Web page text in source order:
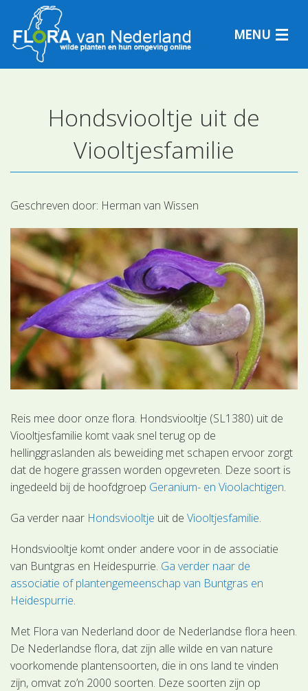
MENU
Plantensoorten
Plantengemeenschappen
Determineren
Hondsviooltje uit de
Viooltjesfamilie
Geschreven door: Herman van Wissen
Reis mee door onze flora. Hondsviooltje (SL1380) uit de
Viooltjesfamilie komt vaak snel terug op de
hellinggraslanden als beweiding met schapen ervoor zorgt
dat de hogere grassen worden opgevreten. Deze soort is
ingedeeld bij de hoofdgroep Geranium- en Vioolachtigen.
Ga verder naar Hondsviooltje uit deViooltjesfamilie.
Hondsviooltje komt onder andere voor in de associatie
van Buntgras en Heidespurrie. Ga verder naar de
associatie of plantengemeenschap van Buntgras en
Heidespurrie.
Met Flora van Nederland door de Nederlandse flora heen.
De Nederlandse flora, dat zijn alle wilde en van nature
voorkomende plantensoorten, die in ons land te vinden
zijn, omvat zo’n 2000 soorten. Deze soorten zijn op